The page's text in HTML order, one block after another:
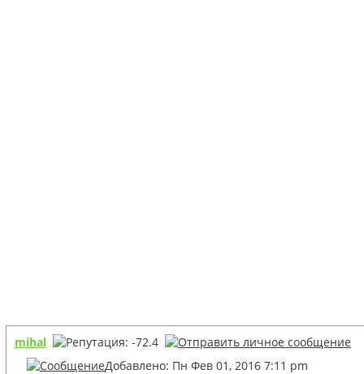
mihal
Добавлено: Пн Фев 01, 2016 7:11 pm